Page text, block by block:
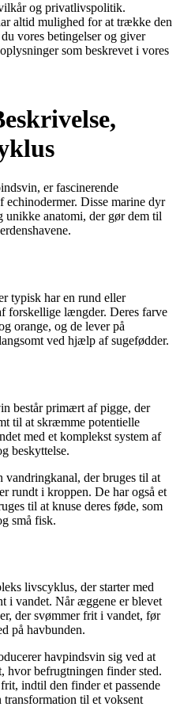
og privatlivspolitik.
altid mulighed for at trække den
vores betingelser og giver
som beskrevet i vores
er fascinerende
echinodermer. Disse marine dyr
unikke anatomi, der gør dem til
typisk har en rund eller
forskellige længder. Deres farve
orange, og de lever på
ved hjælp af sugefødder.
består primært af pigge, der
til at skræmme potentielle
med et komplekst system af
beskyttelse.
der bruges til at
rundt i kroppen. De har også et
til at knuse deres føde, som
små fisk.
livscyklus, der starter med
i vandet. Når æggene er blevet
der svømmer frit i vandet, før
på havbunden.
havpindsvin sig ved at
befrugtningen finder sted.
indtil den finder et passende
transformation til et voksent